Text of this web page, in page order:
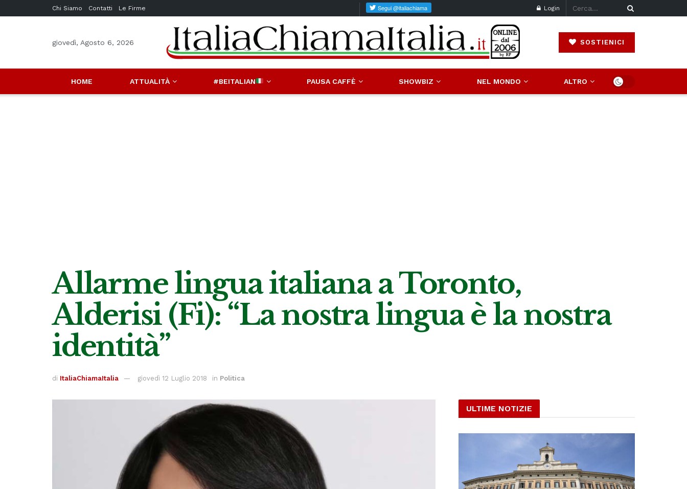
Chi Siamo Contatti Le Firme Login
giovedì, Agosto 6, 2026 SOSTIENICI
HOME ATTUALITÀ #BEITALIAN PAUSA CAFFÈ SHOWBIZ NEL MONDO ALTRO
Allarme lingua italiana a Toronto,
Alderisi (Fi): “La nostra lingua è la nostra
identità”
di ItaliaChiamaItalia giovedì 12 Luglio 2018 in Politica
ULTIME NOTIZIE